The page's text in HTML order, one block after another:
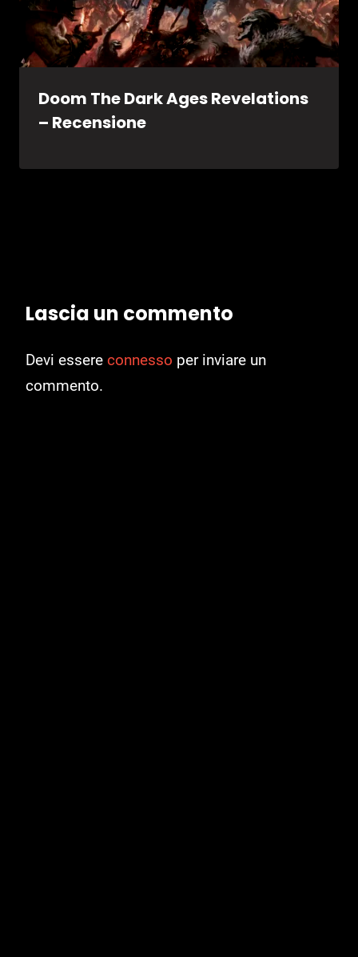
Doom The Dark Ages Revelations
– Recensione
Lascia un commento
Devi essere connesso per inviare un
commento.